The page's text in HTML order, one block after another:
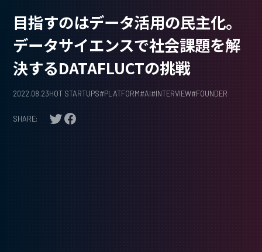
目指すのはデータ活用の民主化。
データサイエンスで社会課題を解
決するDATAFLUCTの挑戦
2022.08.23HOT STARTUPS#PLATFORM#AI#INTERVIEW#FOUNDER
SHARE: